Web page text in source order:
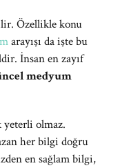
Özellikle konu
arayışı da işte bu
İnsan en zayıf
medyum
yeterli olmaz.
her bilgi doğru
en sağlam bilgi,